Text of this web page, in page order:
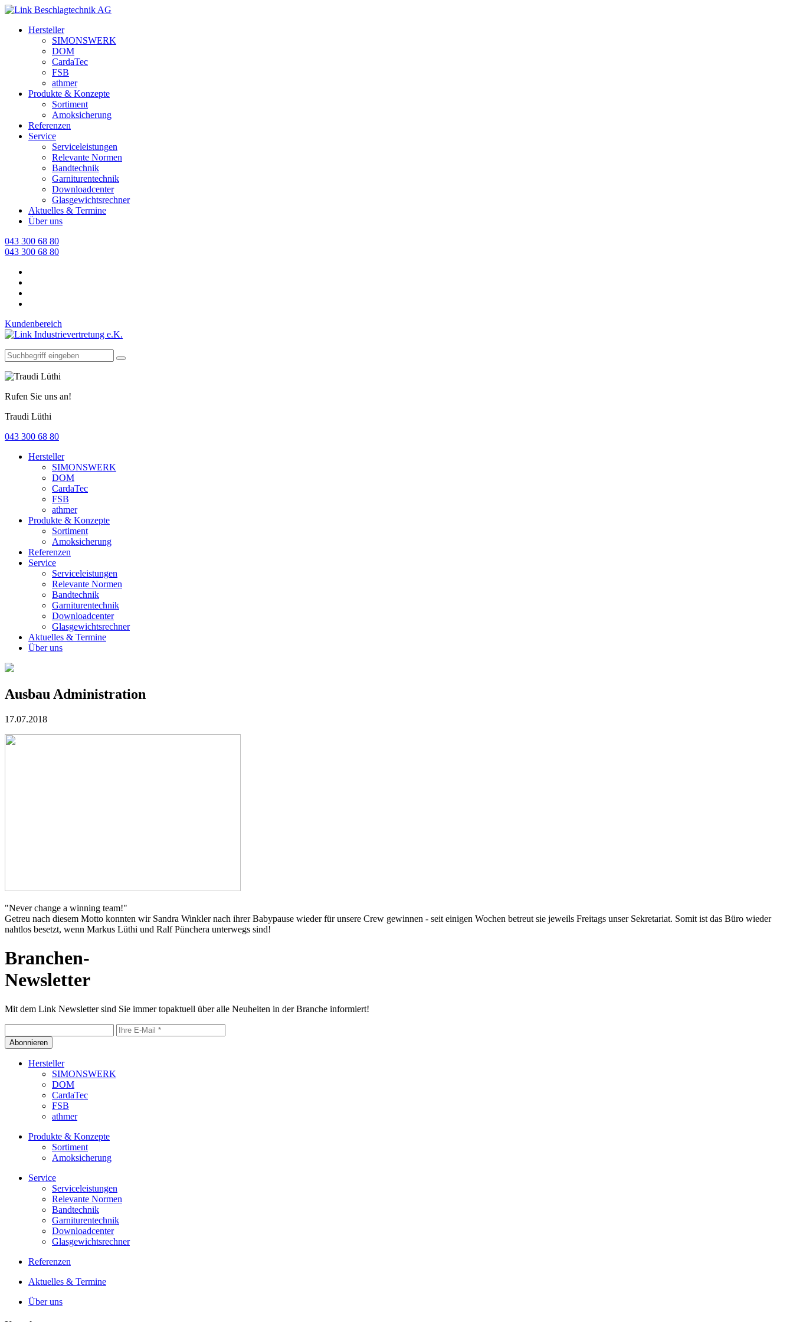
Hersteller
SIMONSWERK
DOM
CardaTec
FSB
athmer
Produkte & Konzepte
Sortiment
Amoksicherung
Referenzen
Service
Serviceleistungen
Relevante Normen
Bandtechnik
Garniturentechnik
Downloadcenter
Glasgewichtsrechner
Aktuelles & Termine
Über uns
043 300 68 80
043 300 68 80
Kundenbereich
Rufen Sie uns an!
Traudi Lüthi
043 300 68 80
Hersteller
SIMONSWERK
DOM
CardaTec
FSB
athmer
Produkte & Konzepte
Sortiment
Amoksicherung
Referenzen
Service
Serviceleistungen
Relevante Normen
Bandtechnik
Garniturentechnik
Downloadcenter
Glasgewichtsrechner
Aktuelles & Termine
Über uns
Ausbau Administration
17.07.2018
"Never change a winning team!"
Getreu nach diesem Motto konnten wir Sandra Winkler nach ihrer Babypause wieder für unsere Crew gewinnen - seit einigen Wochen betreut sie jeweils Freitags unser Sekretariat. Somit ist das Büro wieder
nahtlos besetzt, wenn Markus Lüthi und Ralf Pünchera unterwegs sind!
Branchen-
Newsletter
Mit dem Link Newsletter sind Sie immer topaktuell über alle Neuheiten in der Branche informiert!
Abonnieren
Hersteller
SIMONSWERK
DOM
CardaTec
FSB
athmer
Produkte & Konzepte
Sortiment
Amoksicherung
Service
Serviceleistungen
Relevante Normen
Bandtechnik
Garniturentechnik
Downloadcenter
Glasgewichtsrechner
Referenzen
Aktuelles & Termine
Über uns
Cookie-Einstellungen